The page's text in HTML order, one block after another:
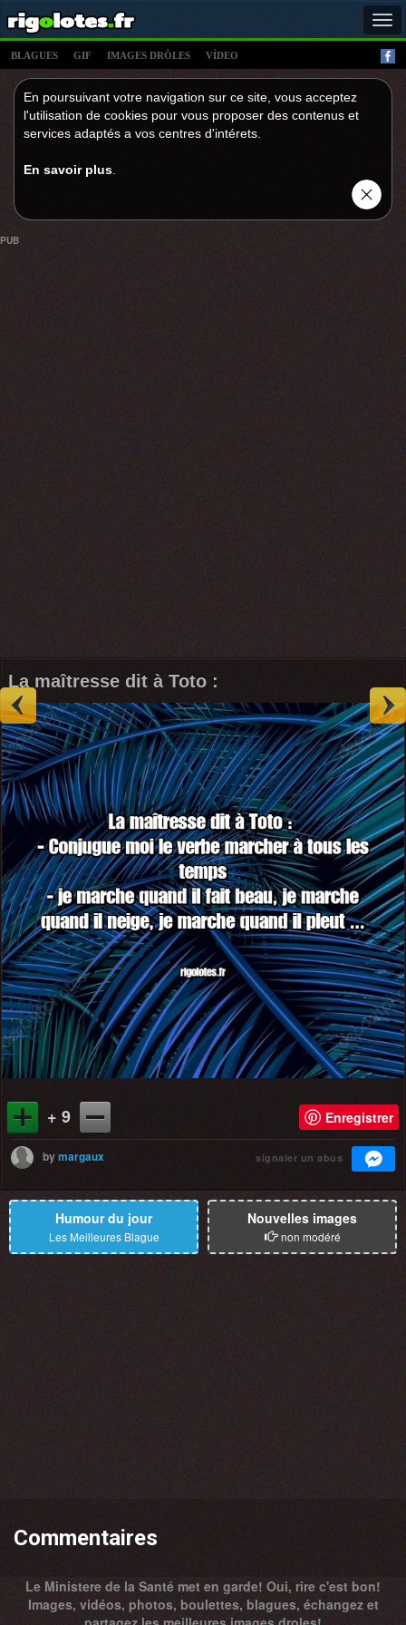
BLAGUES GIF IMAGES DRÔLES VÍDEO
En poursuivant votre navigation sur ce site, vous acceptez
l'utilisation de cookies pour vous proposer des contenus et
services adaptés a vos centres d'intérets.
En savoir plus
PUB
La maîtresse dit à Toto :
+ 9 Enregistrer
bymargaux signaler un abus
Humour du jour
Les Meilleures Blague
Nouvelles images
non modéré
Commentaires
Le Ministere de la Santé met en garde! Oui, rire c'est bon!
Images, vidéos, photos, boulettes, blagues, échangez et